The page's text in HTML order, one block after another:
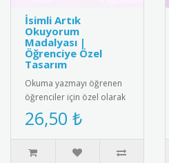
İsimli Artık
Okuyorum
Madalyası |
Öğrenciye Özel
Tasarım
Okuma yazmayı öğrenen
öğrenciler için özel olarak
hazırlanan isimli artık
okuyorum madalyası.
Öğrenc..
26,50 ₺